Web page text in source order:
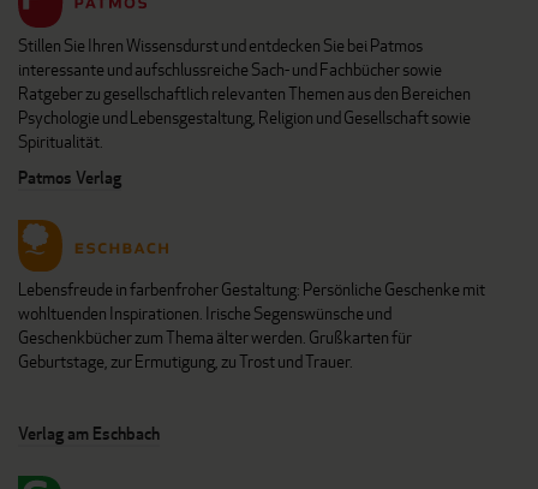
Stillen Sie Ihren Wissensdurst und entdecken Sie bei Patmos
interessante und aufschlussreiche Sach- und Fachbücher sowie
Ratgeber zu gesellschaftlich relevanten Themen aus den Bereichen
Psychologie und Lebensgestaltung, Religion und Gesellschaft sowie
Spiritualität.
Patmos Verlag
Lebensfreude in farbenfroher Gestaltung: Persönliche Geschenke mit
wohltuenden Inspirationen. Irische Segenswünsche und
Geschenkbücher zum Thema älter werden. Grußkarten für
Geburtstage, zur Ermutigung, zu Trost und Trauer.
Verlag am Eschbach